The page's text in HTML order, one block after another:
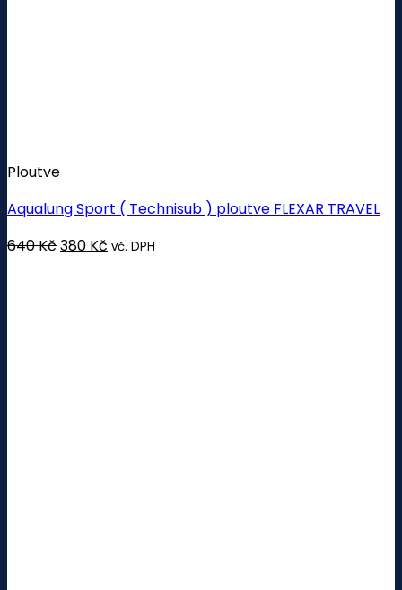
Ploutve
Aqualung Sport ( Technisub ) ploutve FLEXAR TRAVEL
640KčPůvodní
380 Kč Aktuální
vč. DPH